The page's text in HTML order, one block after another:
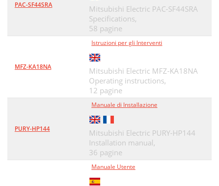
PAC-SF44SRA
Mitsubishi Electric PAC-SF44SRA
Specifications,
58 pagine
MFZ-KA18NA
Istruzioni per gli Interventi
Mitsubishi Electric MFZ-KA18NA
Operating instructions,
12 pagine
PURY-HP144
Manuale di Installazione
Mitsubishi Electric PURY-HP144
Installation manual,
36 pagine
Manuale Utente